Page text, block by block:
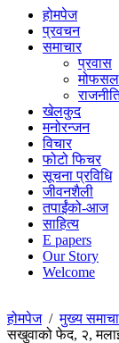
होमपेज
प्रवचन
समाचार
प्रवास
मोफसल
खेलकुद
मनोरन्जन
विचार
फोटो फिचर
सूचना प्रविधि
जीवनशैली
तपाईंको-आज
साहित्य
E papers
Our Story
Welcome
होमपेज/मुख्य
सखुवाको फेद, २,